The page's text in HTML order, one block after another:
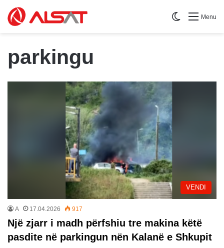
Menu
Switch skin
parkingu
VENDI
A 17.04.2026 917
Një zjarr i madh përfshiu tre makina këtë
pasdite në parkingun nën Kalanë e Shkupit